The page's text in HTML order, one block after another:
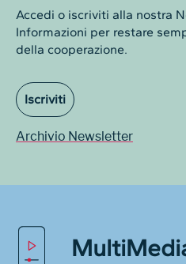
Accedi o iscriviti alla nostra
Informazioni per restare
della cooperazione.
Iscriviti
Archivio Newsletter